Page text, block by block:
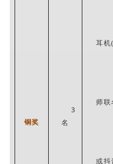
铜奖
3
名
耳机
师联
或抖